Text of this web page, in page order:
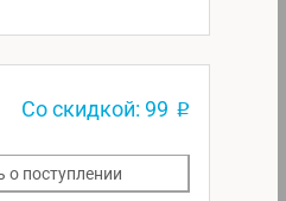
Со скидкой: 99 p
о поступлении